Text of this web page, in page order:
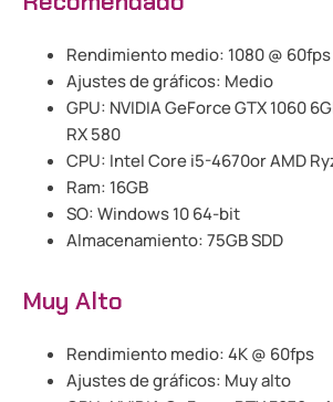
Rendimiento medio: 1080 @ 60fps
Ajustes de gráficos: Medio
GPU: NVIDIA GeForce GTX 1060
RX 580
CPU: Intel Core i5-4670or AMD
Ram: 16GB
SO: Windows 10 64-bit
Almacenamiento: 75GB SDD
Muy Alto
Rendimiento medio: 4K @ 60fps
Ajustes de gráficos: Muy alto